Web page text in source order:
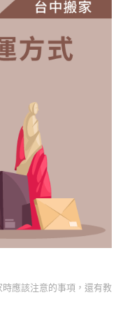
應該注意的事項，還有教